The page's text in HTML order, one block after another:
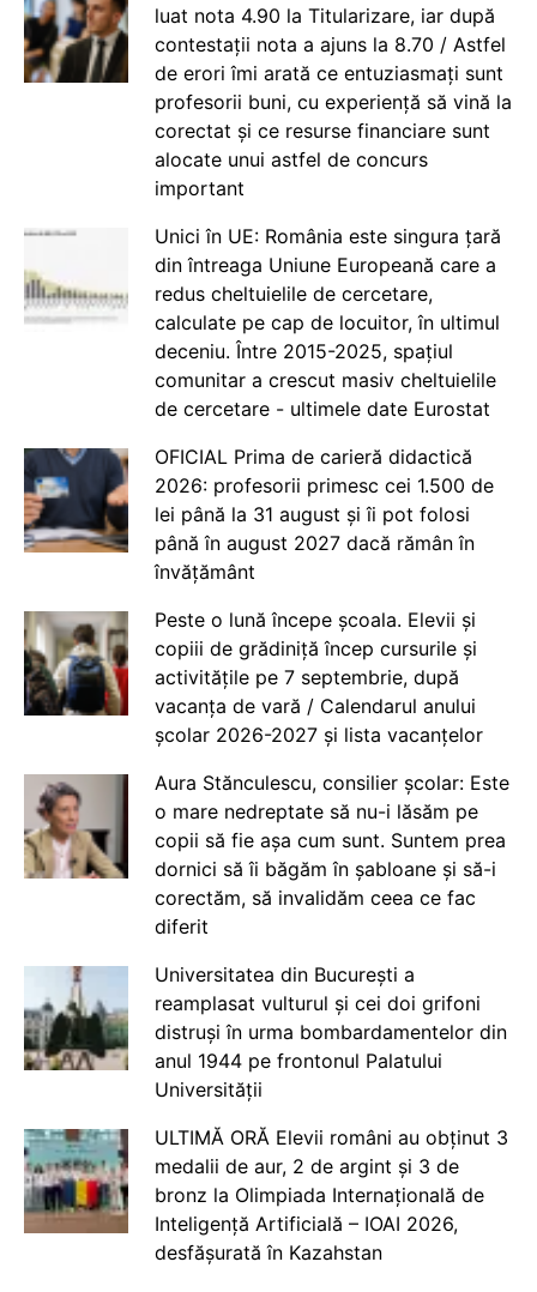
luat nota 4.90 la Titularizare, iar după
contestații nota a ajuns la 8.70 / Astfel
de erori îmi arată ce entuziasmați sunt
profesorii buni, cu experiență să vină la
corectat și ce resurse financiare sunt
alocate unui astfel de concurs
important
Unici în UE: România este singura țară
din întreaga Uniune Europeană care a
redus cheltuielile de cercetare,
calculate pe cap de locuitor, în ultimul
deceniu. Între 2015-2025, spațiul
comunitar a crescut masiv cheltuielile
de cercetare - ultimele date Eurostat
OFICIAL Prima de carieră didactică
2026: profesorii primesc cei 1.500 de
lei până la 31 august și îi pot folosi
până în august 2027 dacă rămân în
învățământ
Peste o lună începe școala. Elevii și
copiii de grădiniță încep cursurile și
activitățile pe 7 septembrie, după
vacanța de vară / Calendarul anului
școlar 2026-2027 și lista vacanțelor
Aura Stănculescu, consilier școlar: Este
o mare nedreptate să nu-i lăsăm pe
copii să fie așa cum sunt. Suntem prea
dornici să îi băgăm în șabloane și să-i
corectăm, să invalidăm ceea ce fac
diferit
Universitatea din București a
reamplasat vulturul și cei doi grifoni
distruși în urma bombardamentelor din
anul 1944 pe frontonul Palatului
Universității
ULTIMĂ ORĂ Elevii români au obținut 3
medalii de aur, 2 de argint și 3 de
bronz la Olimpiada Internațională de
Inteligență Artificială – IOAI 2026,
desfășurată în Kazahstan